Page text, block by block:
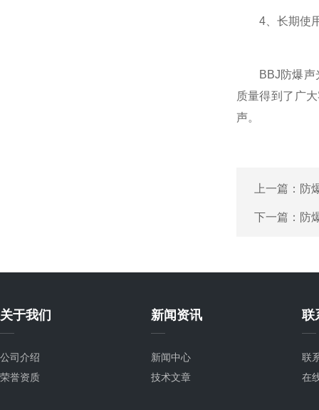
4、长期使用
BBJ防爆声光
质量得到了广
声。
上一篇： 防
下一篇： 防
关于我们
公司介绍
荣誉资质
新闻资讯
新闻中心
技术文章
联
联
在